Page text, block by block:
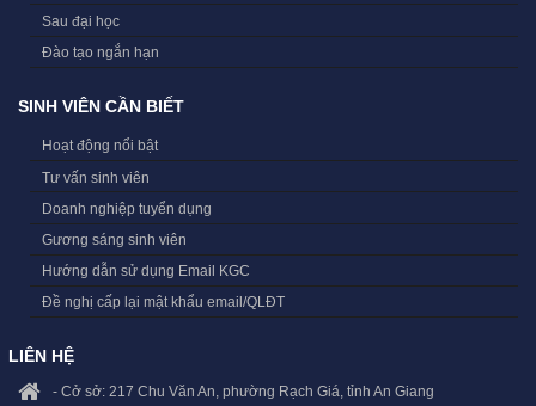
Sau đại học
Đào tạo ngắn hạn
SINH VIÊN CẦN BIẾT
Hoạt động nổi bật
Tư vấn sinh viên
Doanh nghiệp tuyển dụng
Gương sáng sinh viên
Hướng dẫn sử dụng Email KGC
Đề nghị cấp lại mật khẩu email/QLĐT
LIÊN HỆ
- Cở sở: 217 Chu Văn An, phường Rạch Giá, tỉnh An Giang